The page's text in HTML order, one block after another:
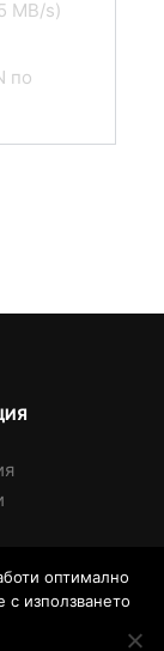
MB/s)
по
оптимално
с използването